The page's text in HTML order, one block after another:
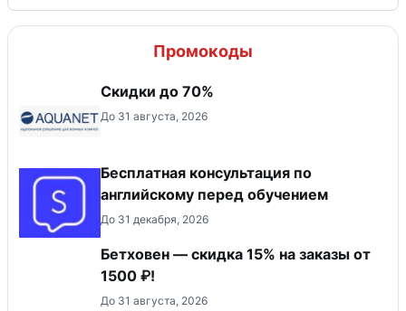
Промокоды
Скидки до 70%
До 31 августа, 2026
Бесплатная консультация по
английскому перед обучением
До 31 декабря, 2026
Бетховен — скидка 15% на заказы от
1500 ₽!
До 31 августа, 2026